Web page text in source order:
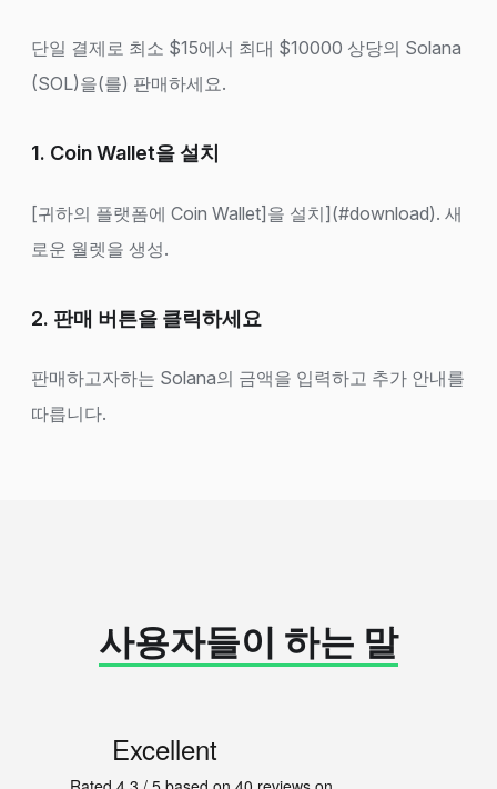
단일 결제로 최소 $15에서 최대 $10000 상당의 Solana
(SOL)을(를) 판매하세요.
1. Coin Wallet을 설치
[귀하의 플랫폼에 Coin Wallet]을 설치](#download). 새
로운 월렛을 생성.
2. 판매 버튼을 클릭하세요
판매하고자하는 Solana의 금액을 입력하고 추가 안내를
따릅니다.
사용자들이 하는 말